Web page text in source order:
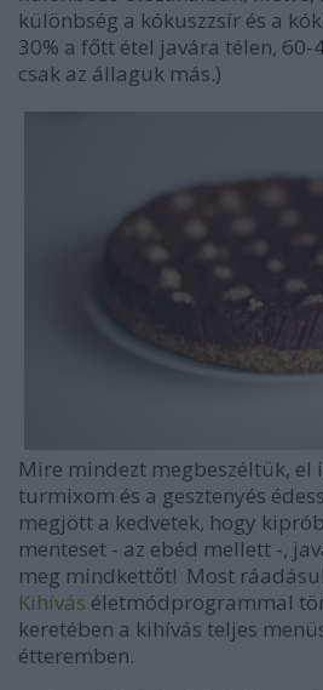
különbség a kókuszzsír és a
30% a főtt étel javára télen, 60-
csak az állaguk más.)
Mire mindezt megbeszéltük, el
turmixom és a gesztenyés
megjött a kedvetek, hogy
menteset - az ebéd mellett -,
meg mindkettőt! Most
Kihívás életmódprogrammal
keretében a kihívás teljes
étteremben.